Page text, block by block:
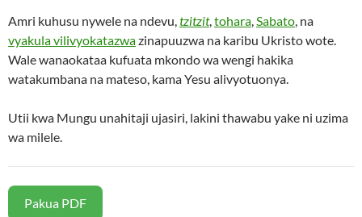
Amri kuhusu nywele na ndevu,tzitzit,tohara,Sabato, na
vyakula vilivyokatazwazinapuuzwa na karibu Ukristo wote.
Wale wanaokataa kufuata mkondo wa wengi hakika
watakumbana na mateso, kama Yesu alivyotuonya.
Utii kwa Mungu unahitaji ujasiri, lakini thawabu yake ni uzima
wa milele.
Pakua PDF